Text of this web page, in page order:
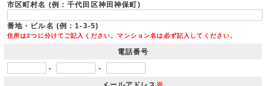
市区町村名 (例：千代田区神田神保町)
番地・ビル名 (例：1-3-5)
住所は2つに分けてご記入ください。マンション名は必ず記入してください。
電話番号
- -